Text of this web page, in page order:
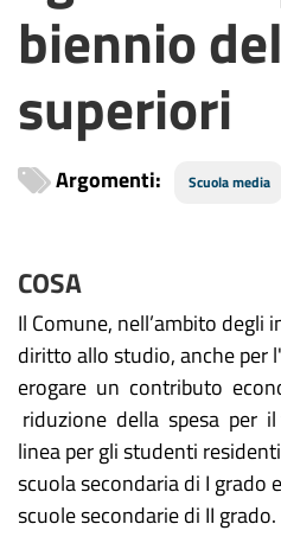
biennio
superiori
Argomenti: Scuola media
COSA
Il Comune, nell’ambito degli
diritto allo studio, anche per
erogare un contributo
riduzione della spesa per il
linea per gli studenti
scuola secondaria di I grado
scuole secondarie di II grado.